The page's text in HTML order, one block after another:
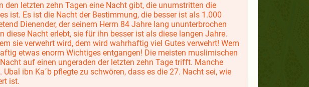
den letzten zehn Tagen eine Nacht gibt, die unumstritten die
ist. Es ist die Nacht der Bestimmung, die besser ist als 1.000
Dienender, der seinem Herrn 84 Jahre lang ununterbrochen
Nacht erlebt, sie für ihn besser ist als diese langen Jahre.
sie verwehrt wird, dem wird wahrhaftig viel Gutes verwehrt! Wem
etwas enorm Wichtiges entgangen! Die meisten muslimischen
auf einen ungeraden der letzten zehn Tage trifft. Manche
Ubaî ibn Ka´b pflegte zu schwören, dass es die 27. Nacht sei, wie
ist.